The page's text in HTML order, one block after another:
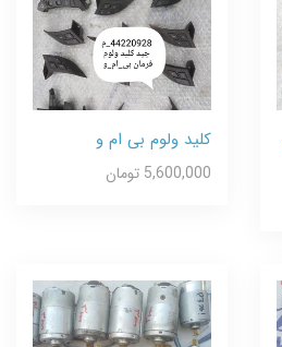
کلید ولوم بی ام و
5,600,000 تومان